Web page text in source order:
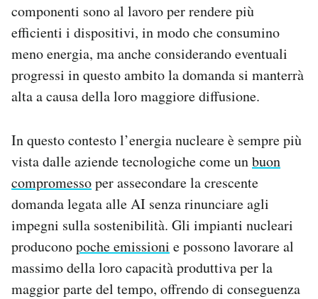
componenti sono al lavoro per rendere più
efficienti i dispositivi, in modo che consumino
meno energia, ma anche considerando eventuali
progressi in questo ambito la domanda si manterrà
alta a causa della loro maggiore diffusione.
In questo contesto l’energia nucleare è sempre più
vista dalle aziende tecnologiche come unbuon
compromessoper assecondare la crescente
domanda legata alle AI senza rinunciare agli
impegni sulla sostenibilità. Gli impianti nucleari
produconopoche emissioni e possono lavorare al
massimo della loro capacità produttiva per la
maggior parte del tempo, offrendo di conseguenza